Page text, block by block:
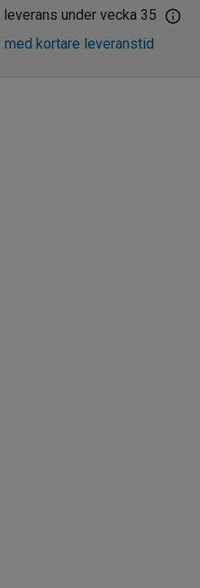
leverans under vecka 35
med kortare leveranstid